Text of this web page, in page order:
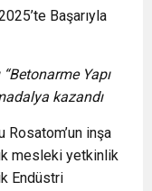
Başarıyla
Yapı
kazandı
Rosatom’un inşa
mesleki yetkinlik
Endüstri